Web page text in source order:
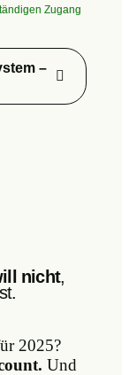
Zugang
–
nicht,
2025?
Und